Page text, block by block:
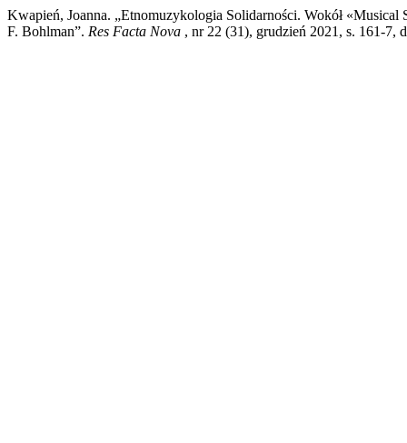
Kwapień, Joanna. „Etnomuzykologia Solidarności. Wokół
F. Bohlman”. Res Facta Nova , nr 22 (31), grudzień 2021, s. 161-7,